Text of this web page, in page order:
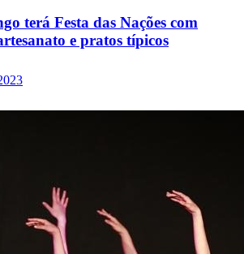
terá Festa das Nações com
e pratos típicos